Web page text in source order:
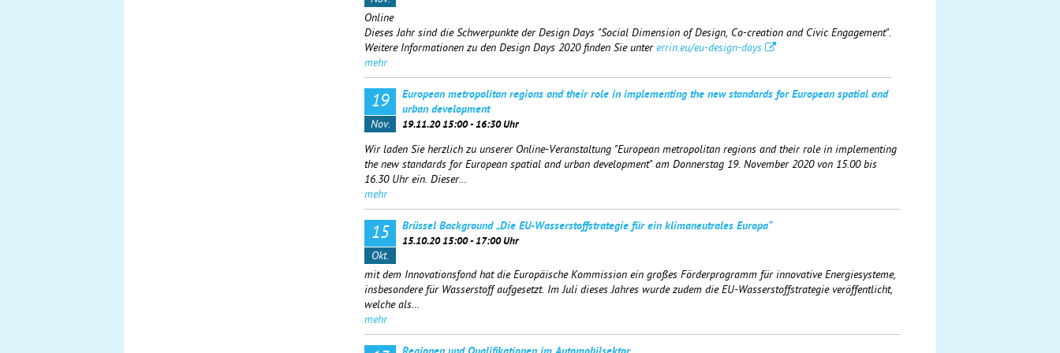
Online
Dieses Jahr sind die Schwerpunkte der Design Days "Social Dimension of Design, Co-creation and Civic Engagement".
Weitere Informationen zu den Design Days 2020 finden Sie untererrin.eu/eu-design-days
mehr
19
Nov.
European metropolitan regions and their role in implementing the new standards for European spatial and
urban development
19.11.20 15:00 - 16:30 Uhr
Wir laden Sie herzlich zu unserer Online-Veranstaltung "European metropolitan regions and their role in implementing
the new standards for European spatial and urban development" am Donnerstag 19. November 2020 von 15.00 bis
16.30 Uhr ein. Dieser…
mehr
15
Okt.
Brüssel Background „Die EU-Wasserstoffstrategie für ein klimaneutrales Europa“
15.10.20 15:00 - 17:00 Uhr
mit dem Innovationsfond hat die Europäische Kommission ein großes Förderprogramm für innovative Energiesysteme,
insbesondere für Wasserstoff aufgesetzt. Im Juli dieses Jahres wurde zudem die EU-Wasserstoffstrategie veröffentlicht,
welche als…
mehr